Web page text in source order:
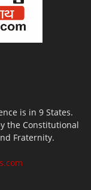
is in 9 States.
the Constitutional
Fraternity.